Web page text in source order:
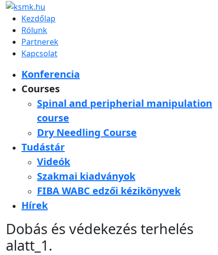
Kezdőlap
Rólunk
Partnerek
Kapcsolat
Konferencia
Courses
Spinal and peripherial manipulation
course
Dry Needling Course
Tudástár
Videók
Szakmai kiadványok
FIBA WABC edzői kézikönyvek
Hírek
Dobás és védekezés terhelés
alatt_1.